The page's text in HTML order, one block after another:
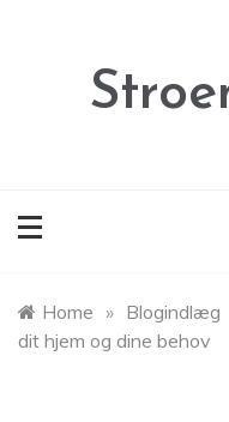
Home » Blogindlæg
dit hjem og dine behov